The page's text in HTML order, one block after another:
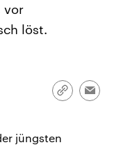
vor
löst.
Link
jüngsten